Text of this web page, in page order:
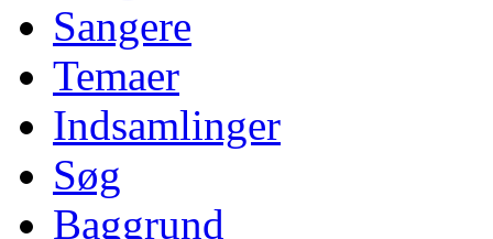
Sangere
Temaer
Indsamlinger
Søg
Baggrund